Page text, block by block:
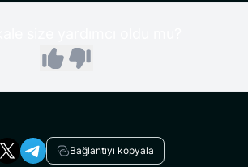
Bağlantıyı kopyala